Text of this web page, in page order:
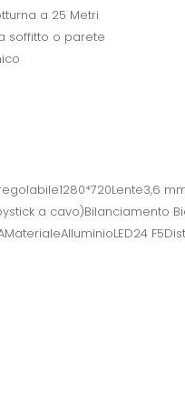
a 25 Metri
soffitto o parete
a cavo)Bilanciamento